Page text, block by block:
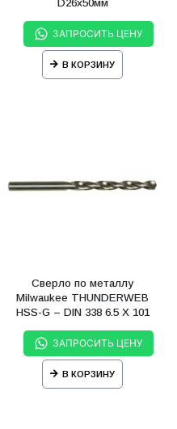
D26х50мм
ЗАПРОСИТЬ ЦЕНУ
В КОРЗИНУ
Сверло по металлу
Milwaukee THUNDERWEB
HSS-G – DIN 338 6.5 X 101
ЗАПРОСИТЬ ЦЕНУ
В КОРЗИНУ